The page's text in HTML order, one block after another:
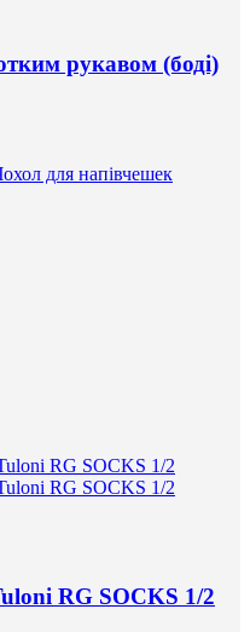
рукавом (боді)
RG SOCKS 1/2